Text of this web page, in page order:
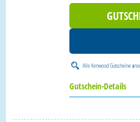
AlleKenwood Gutscheine
Gutschein-Details